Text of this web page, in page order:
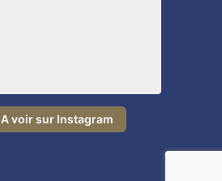
A voir sur Instagram